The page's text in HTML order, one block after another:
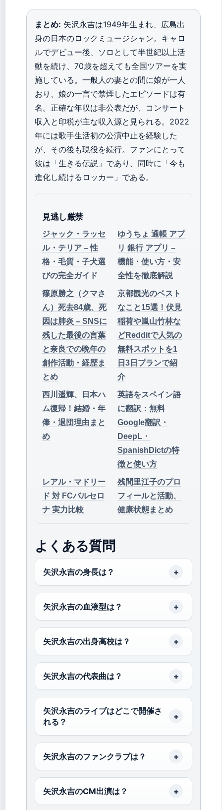
まとめ: 矢沢永吉は1949年生まれ、広島出
身の日本のロックミュージシャン。キャロ
ルでデビュー後、ソロとして半世紀以上活
動を続け、70歳を超えても全国ツアーを実
施している。一般人の妻との間に娘が一人
おり、娘の一言で禁煙したエピソードは有
名。正確な年収は非公表だが、コンサート
収入と印税が主な収入源と見られる。2022
年には歌手生活初の公演中止を経験した
が、その後も現役を続行。ファンにとって
彼は「生きる伝説」であり、同時に「今も
進化し続けるロッカー」である。
見逃し厳禁
ジャック・ラッセ
ル・テリア – 性
格・毛質・子犬選
びの完全ガイド
ゆうちょ 通帳 アプ
リ 銀行 アプリ –
機能・使い方・安
全性を徹底解説
篠原勝之（クマさ
ん）死去84歳、死
因は肺炎 – SNSに
残した最後の言葉
と奈良での晩年の
創作活動・経歴ま
とめ
京都観光のベスト
なこと15選！伏見
稲荷や嵐山竹林な
どRedditで人気の
無料スポットを1
日3日プランで紹
介
西川遥輝、日本ハ
ム復帰！結婚・年
俸・退団理由まと
め
英語をスペイン語
に翻訳：無料
Google翻訳・
DeepL・
SpanishDictの特
徴と使い方
レアル・マドリー
ド 対 FCバルセロ
ナ 実力比較
残間里江子のプロ
フィールと活動、
健康状態まとめ
よくある質問
矢沢永吉の身長は？
矢沢永吉の血液型は？
矢沢永吉の出身高校は？
矢沢永吉の代表曲は？
矢沢永吉のライブはどこで開催さ
れる？
矢沢永吉のファンクラブは？
矢沢永吉のCM出演は？